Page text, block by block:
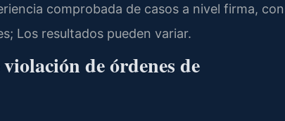
comprobada de casos a nivel firma, con
Los resultados pueden variar.
de órdenes de